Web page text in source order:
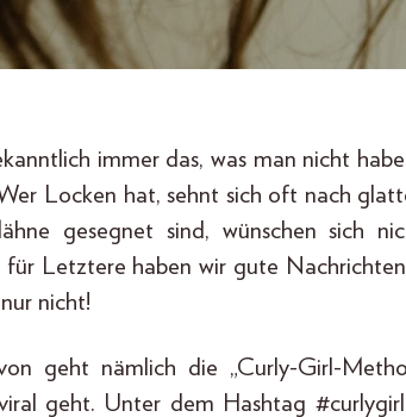
immer das, was man nicht
Locken hat, sehnt sich oft nach
gesegnet sind, wünschen sich
Letztere haben wir gute
nicht!
geht nämlich die „Curly-Girl-
geht. Unter dem Hashtag